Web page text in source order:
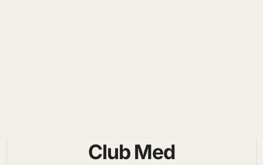
Club Med